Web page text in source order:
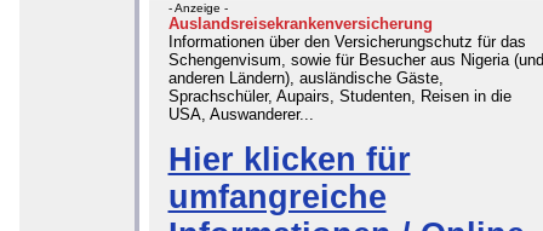
- Anzeige -
Auslandsreisekrankenversicherung
Informationen über den Versicherungschutz für das
Schengenvisum, sowie für Besucher aus Nigeria (und
anderen Ländern), ausländische Gäste,
Sprachschüler, Aupairs, Studenten, Reisen in die
USA, Auswanderer...
Hier klicken für
umfangreiche